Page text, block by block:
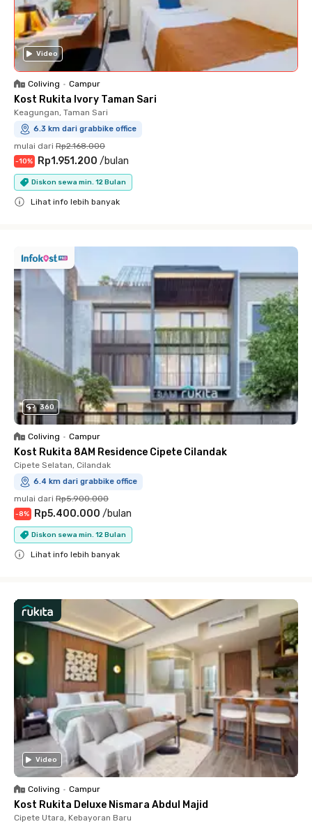
Video
Coliving • Campur
Kost Rukita Ivory Taman Sari
Keagungan, Taman Sari
6.3 km dari grabbike office
mulai dari Rp2.168.000
-10% Rp1.951.200 /bulan
Diskon sewa min. 12 Bulan
Lihat info lebih banyak
360
Coliving • Campur
Kost Rukita 8AM Residence Cipete Cilandak
Cipete Selatan, Cilandak
6.4 km dari grabbike office
mulai dari Rp5.900.000
-8% Rp5.400.000 /bulan
Diskon sewa min. 12 Bulan
Lihat info lebih banyak
Video
Coliving • Campur
Kost Rukita Deluxe Nismara Abdul Majid
Cipete Utara, Kebayoran Baru